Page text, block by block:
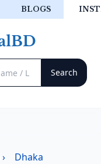
BLOGS
› Dhaka